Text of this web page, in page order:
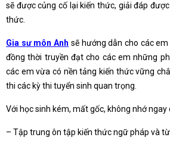
sẽ được củng cố lại kiến thức, giải đáp
thức.
Gia sư môn Anh sẽ hướng dẫn cho các
đồng thời truyền đạt cho các em những
các em vừa có nền tảng kiến thức vững
thi các kỳ thi tuyển sinh quan trọng.
Với học sinh kém, mất gốc, không nhớ ngay
– Tập trung ôn tập kiến thức ngữ pháp và từ